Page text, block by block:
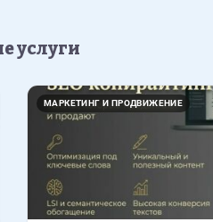
услуги
МАРКЕТИНГ И ПРОДВИЖЕНИЕ